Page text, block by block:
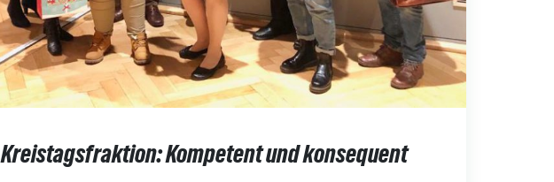
Kreistagsfraktion: Kompetent und konsequent